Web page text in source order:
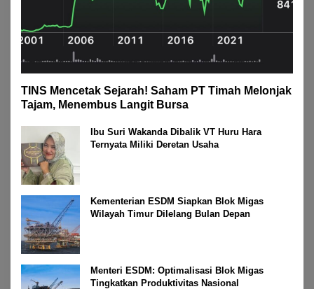
TINS Mencetak Sejarah! Saham PT Timah Melonjak
Tajam, Menembus Langit Bursa
Ibu Suri Wakanda Dibalik VT Huru Hara
Ternyata Miliki Deretan Usaha
Kementerian ESDM Siapkan Blok Migas
Wilayah Timur Dilelang Bulan Depan
Menteri ESDM: Optimalisasi Blok Migas
Tingkatkan Produktivitas Nasional